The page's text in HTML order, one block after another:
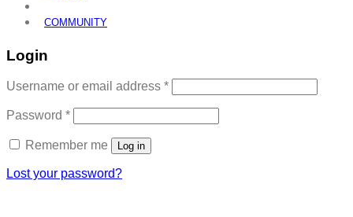
COMMUNITY
Login
Username or email address *Required
Password *Required
Remember me Log in
Lost your password?